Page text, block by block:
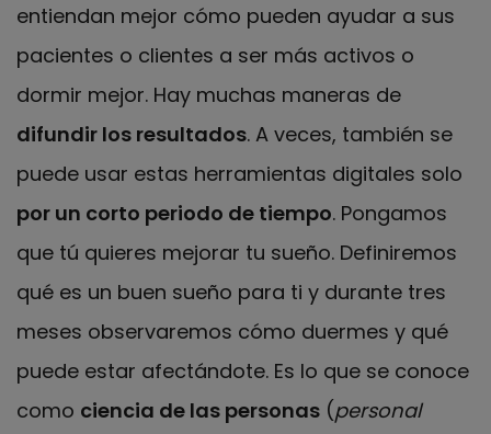
entiendan mejor cómo pueden ayudar a sus
pacientes o clientes a ser más activos o
dormir mejor. Hay muchas maneras de
difundir los resultados. A veces, también se
puede usar estas herramientas digitales solo
por un corto periodo de tiempo. Pongamos
que tú quieres mejorar tu sueño. Definiremos
qué es un buen sueño para ti y durante tres
meses observaremos cómo duermes y qué
puede estar afectándote. Es lo que se conoce
como ciencia de las personas (personal